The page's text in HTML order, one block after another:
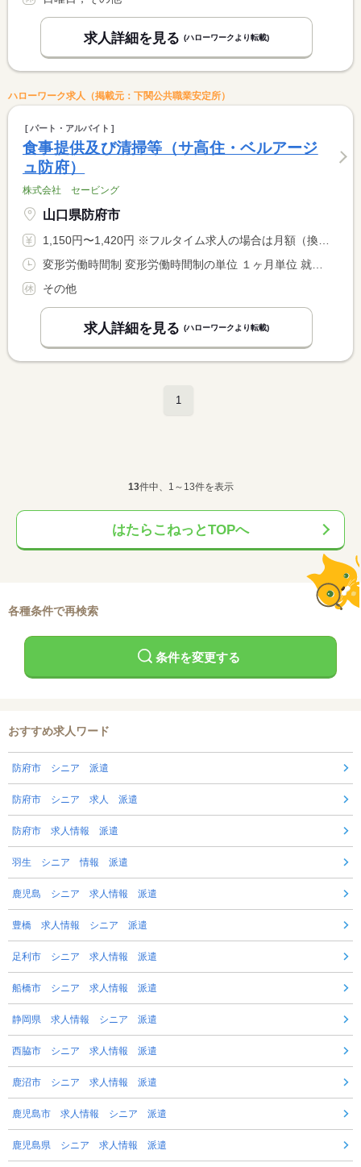
求人詳細を見る (ハローワークより転載)
ハローワーク求人（掲載元：下関公共職業安定所）
パート・アルバイト
食事提供及び清掃等（サ高住・ベルアージ
ュ防府）
株式会社 セービング
山口県防府市
1,150円〜1,420円 ※フルタイム求人の場合は月額（換算額）、パート求人の場合は時間額を表示しています。
変形労働時間制 変形労働時間制の単位 １ヶ月単位 就業時間１ 6時00分〜8時30分 就業時間２ 6時00分〜14時00分 就業時間３ 10時00分〜19時00分
その他
求人詳細を見る (ハローワークより転載)
1
13件中、1～13件を表示
はたらこねっとTOPへ
各種条件で再検索
条件を変更する
おすすめ求人ワード
防府市 シニア 派遣
防府市 シニア 求人 派遣
防府市 求人情報 派遣
羽生 シニア 情報 派遣
鹿児島 シニア 求人情報 派遣
豊橋 求人情報 シニア 派遣
足利市 シニア 求人情報 派遣
船橋市 シニア 求人情報 派遣
静岡県 求人情報 シニア 派遣
西脇市 シニア 求人情報 派遣
鹿沼市 シニア 求人情報 派遣
鹿児島市 求人情報 シニア 派遣
鹿児島県 シニア 求人情報 派遣